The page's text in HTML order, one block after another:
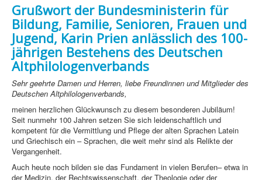
Grußwort der Bundesministerin für
Bildung, Familie, Senioren, Frauen und
Jugend, Karin Prien anlässlich des 100-
jährigen Bestehens des Deutschen
Altphilologenverbands
Sehr geehrte Damen und Herren, liebe Freundinnen und Mitglieder des
Deutschen Altphilologenverbands,
meinen herzlichen Glückwunsch zu diesem besonderen Jubiläum!
Seit nunmehr 100 Jahren setzen Sie sich leidenschaftlich und
kompetent für die Vermittlung und Pflege der alten Sprachen Latein
und Griechisch ein – Sprachen, die weit mehr sind als Relikte der
Vergangenheit.
Auch heute noch bilden sie das Fundament in vielen Berufen– etwa in
der Medizin, der Rechtswissenschaft, der Theologie oder der